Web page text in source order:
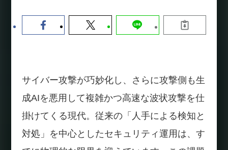
サイバー攻撃が巧妙化し、さらに攻撃側も生
成AIを悪用して複雑かつ高速な波状攻撃を仕
掛けてくる現代。従来の「人手による検知と
対処」を中心としたセキュリティ運用は、す